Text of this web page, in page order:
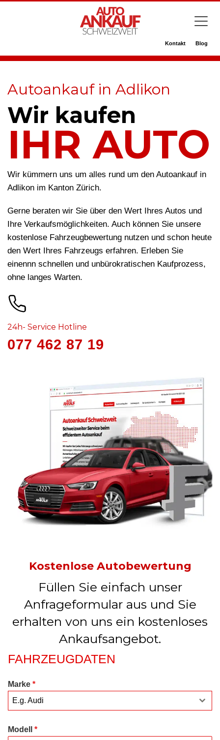
Kontakt Blog
Autoankauf in Adlikon
Wir kaufen
IHR AUTO
Wir kümmern uns um alles rund um den Autoankauf in
Adlikon im Kanton Zürich.
Gerne beraten wir Sie über den Wert Ihres Autos und
Ihre Verkaufsmöglichkeiten. Auch können Sie unsere
kostenlose Fahrzeugbewertung nutzen und schon heute
den Wert Ihres Fahrzeugs erfahren. Erleben Sie
einennn schnellen und unbürokratischen Kaufprozess,
ohne langes Warten.
24h- Service Hotline
077 462 87 19
Kostenlose Autobewertung
Füllen Sie einfach unser
Anfrageformular aus und Sie
erhalten von uns ein kostenloses
Ankaufsangebot.
FAHRZEUGDATEN
Marke *
E.g. Audi
Modell *